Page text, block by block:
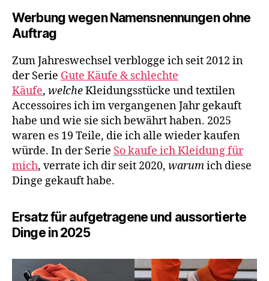
Kleidung
2025
–
Minimalismus,
Outfits
&
Lieblingsstücke
Werbung wegen Namensnennungen ohne
Auftrag
Zum Jahreswechsel verblogge ich seit 2012 in
der Serie Gute Käufe & schlechte
Käufe, welcheKleidungsstücke und textilen
Accessoires ich im vergangenen Jahr gekauft
habe und wie sie sich bewährt haben. 2025
waren es 19 Teile, die ich alle wieder kaufen
würde. In der Serie So kaufe ich Kleidung für
mich, verrate ich dir seit 2020, warumich diese
Dinge gekauft habe.
Ersatz für aufgetragene und aussortierte
Dinge in 2025